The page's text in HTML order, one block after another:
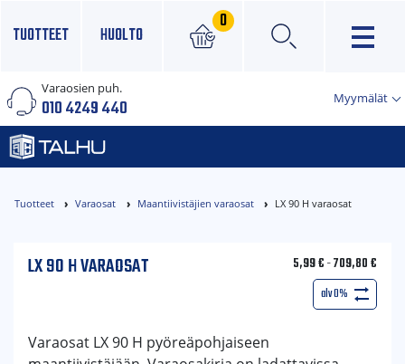
TUOTTEET HUOLTO
0
×
Varaosien puh.
010 4249 440 Myymälät
Tuotteet Varaosat Maantiivistäjien varaosat LX 90 H varaosat
LX 90 H VARAOSAT 5,99€-709,80€
alv 0%
Varaosat LX 90 H pyöreäpohjaiseen